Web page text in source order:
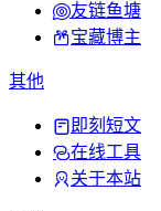
友链鱼塘
宝藏博主
其他
即刻短文
在线工具
关于本站